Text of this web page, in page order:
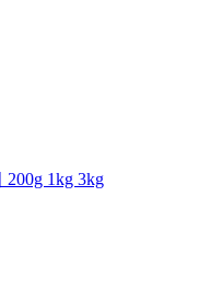
1kg 3kg